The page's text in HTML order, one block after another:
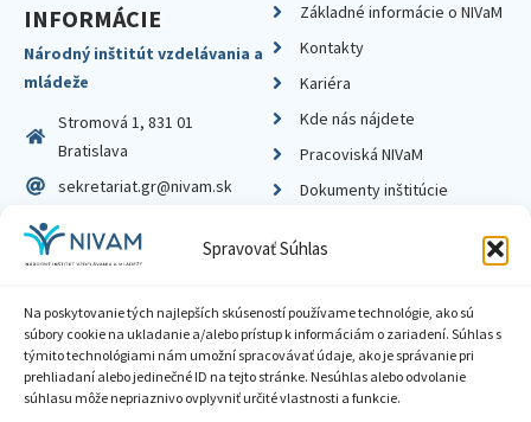
Spravovať Súhlas
Na poskytovanie tých najlepších skúseností používame technológie, ako sú
súbory cookie na ukladanie a/alebo prístup k informáciám o zariadení. Súhlas s
týmito technológiami nám umožní spracovávať údaje, ako je správanie pri
prehliadaní alebo jedinečné ID na tejto stránke. Nesúhlas alebo odvolanie
súhlasu môže nepriaznivo ovplyvniť určité vlastnosti a funkcie.
INFORMÁCIE
Národný inštitút vzdelávania a
mládeže
Stromová 1, 831 01
Bratislava
sekretariat.gr@nivam.sk
IČO: 00164348
DIČ: 2020798714
Základné informácie o NIVaM
Kontakty
Kariéra
Kde nás nájdete
Pracoviská NIVaM
Dokumenty inštitúcie
Zásady ochrany súkromia